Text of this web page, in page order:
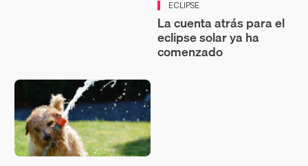
ECLIPSE
La cuenta atrás para el
eclipse solar ya ha
comenzado